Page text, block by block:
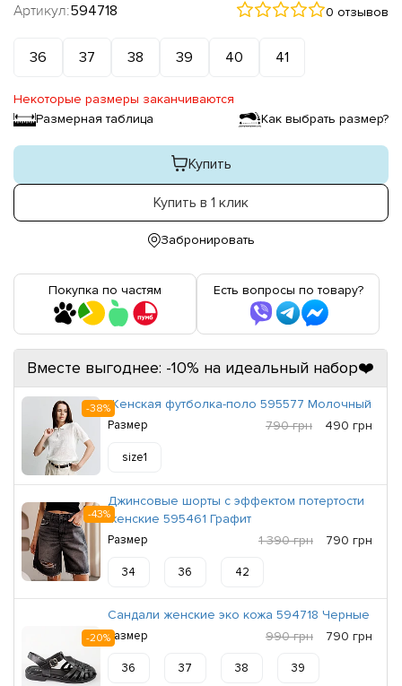
Артикул:594718 0 отзывов
36 37 38 39 40 41
Некоторые размеры заканчиваются
Размерная таблица
Как выбрать размер?
Купить
Купить в 1 клик
Забронировать
Покупка по частям Есть вопросы по товару?
Вместе выгоднее: -10% на идеальный набор❤️
-38%Женская футболка-поло 595577 Молочный
Размер 790 грн 490 грн
size1
-43%
Джинсовые шорты с эффектом потертости
женские 595461 Графит
Размер 1 390 грн 790 грн
34 36 42
-20%
Сандали женские эко кожа 594718 Черные
Размер 990 грн 790 грн
36 37 38 39